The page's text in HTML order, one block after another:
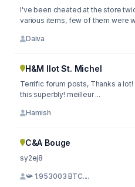
I've been cheated at the store
various items, few of them were
Daiva
H&M Ilot St. Michel
Terrific forum posts, Thanks a
this superbly! meilleur ...
Hamish
C&A Bouge
sy2ej8
📯 1.953003 BTC....